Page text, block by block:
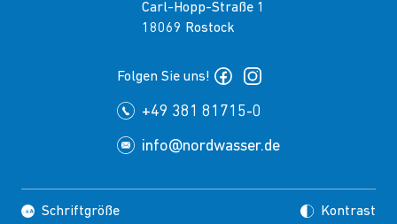
+49 381 81715-0
info@nordwasser.de
Carl-Hopp-Straße 1
18069 Rostock
Folgen Sie uns!
Schriftgröße Kontrast